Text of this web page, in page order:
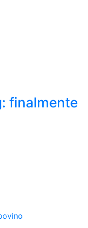
finalmente